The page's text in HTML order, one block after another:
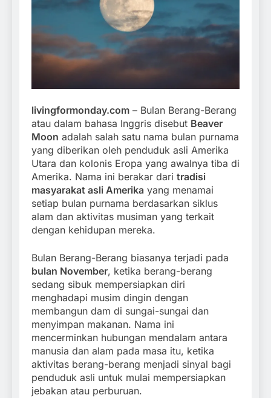
livingformonday.com – Bulan Berang-Berang
atau dalam bahasa Inggris disebut Beaver
Moon adalah salah satu nama bulan purnama
yang diberikan oleh penduduk asli Amerika
Utara dan kolonis Eropa yang awalnya tiba di
Amerika. Nama ini berakar dari tradisi
masyarakat asli Amerika yang menamai
setiap bulan purnama berdasarkan siklus
alam dan aktivitas musiman yang terkait
dengan kehidupan mereka.
Bulan Berang-Berang biasanya terjadi pada
bulan November, ketika berang-berang
sedang sibuk mempersiapkan diri
menghadapi musim dingin dengan
membangun dam di sungai-sungai dan
menyimpan makanan. Nama ini
mencerminkan hubungan mendalam antara
manusia dan alam pada masa itu, ketika
aktivitas berang-berang menjadi sinyal bagi
penduduk asli untuk mulai mempersiapkan
jebakan atau perburuan.